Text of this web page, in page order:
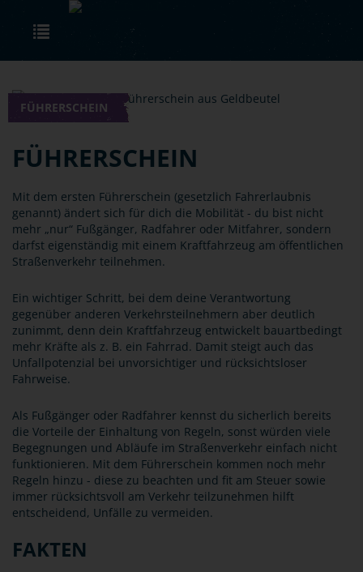
Skip to main content
FÜHRERSCHEIN
FÜHRERSCHEIN
Mit dem ersten Führerschein (gesetzlich Fahrerlaubnis
genannt) ändert sich für dich die Mobilität - du bist nicht
mehr „nur“ Fußgänger, Radfahrer oder Mitfahrer, sondern
darfst eigenständig mit einem Kraftfahrzeug am öffentlichen
Straßenverkehr teilnehmen.
Ein wichtiger Schritt, bei dem deine Verantwortung
gegenüber anderen Verkehrsteilnehmern aber deutlich
zunimmt, denn dein Kraftfahrzeug entwickelt bauartbedingt
mehr Kräfte als z. B. ein Fahrrad. Damit steigt auch das
Unfallpotenzial bei unvorsichtiger und rücksichtsloser
Fahrweise.
Als Fußgänger oder Radfahrer kennst du sicherlich bereits
die Vorteile der Einhaltung von Regeln, sonst würden viele
Begegnungen und Abläufe im Straßenverkehr einfach nicht
funktionieren. Mit dem Führerschein kommen noch mehr
Regeln hinzu - diese zu beachten und fit am Steuer sowie
immer rücksichtsvoll am Verkehr teilzunehmen hilft
entscheidend, Unfälle zu vermeiden.
FAKTEN